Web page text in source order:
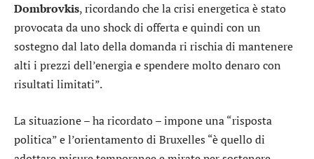
Dombrovkis, ricordando che la crisi energetica è stato
provocata da uno shock di offerta e quindi con un
sostegno dal lato della domanda ri rischia di mantenere
alti i prezzi dell’energia e spendere molto denaro con
risultati limitati”.
La situazione – ha ricordato – impone una “risposta
politica” e l’orientamento di Bruxelles “è quello di